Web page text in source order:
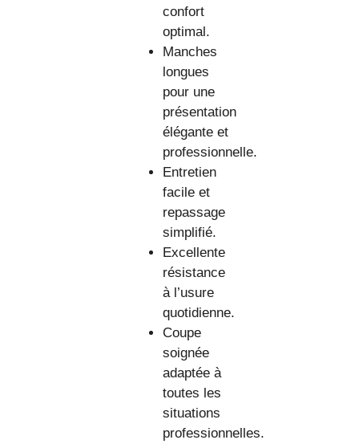
confort
optimal.
Manches
longues
pour une
présentation
élégante et
professionnelle.
Entretien
facile et
repassage
simplifié.
Excellente
résistance
à l’usure
quotidienne.
Coupe
soignée
adaptée à
toutes les
situations
professionnelles.